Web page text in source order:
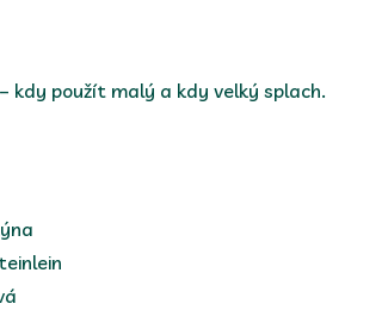
kdy použít malý a kdy velký splach.